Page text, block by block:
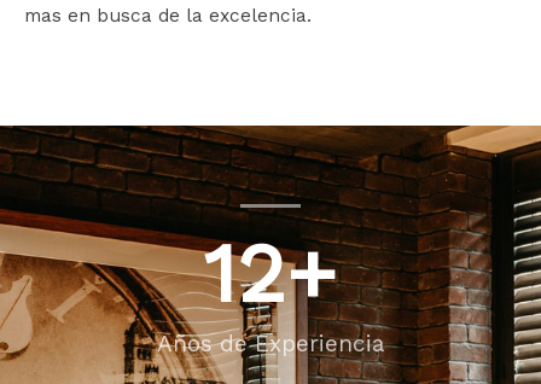
mas en busca de la excelencia.
Años de Experiencia
12+